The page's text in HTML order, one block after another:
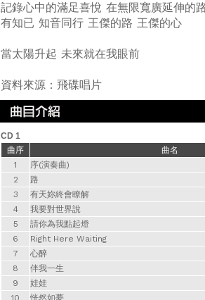
記錄心中的滿足喜悅 在無限寬廣延伸的
有知已 知音同行 王傑的路 王傑的心
當太陽升起 未來就在我眼前
資料來源：飛碟唱片
CD 1
曲序
曲名
1
序(演奏曲)
2
路
3
有天妳終會瞭解
4
我要對世界說
5
請你為我點起燈
6
Right Here Waiting
7
心醉
8
伴我一生
9
娃娃
10
恍然如夢